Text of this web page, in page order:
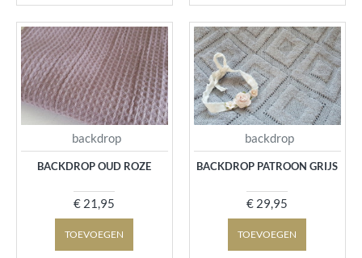
backdrop
BACKDROP OUD ROZE
€ 21,95
TOEVOEGEN
backdrop
BACKDROP PATROON GRIJS
€ 29,95
TOEVOEGEN